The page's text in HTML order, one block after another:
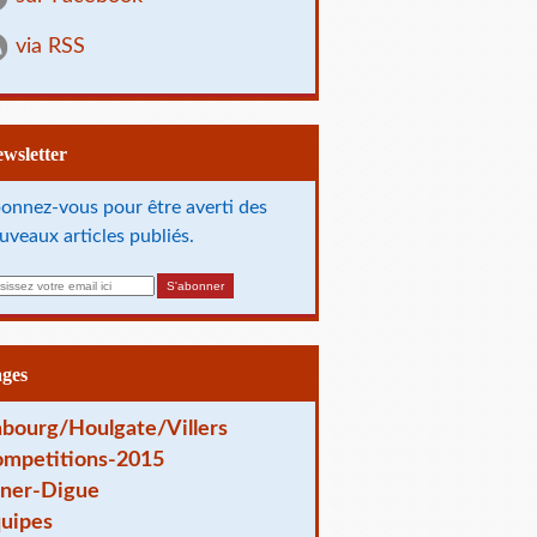
via RSS
vous pour être averti des
articles publiés.
Houlgate/Villers
2015
Digue